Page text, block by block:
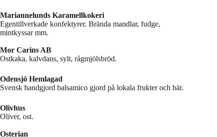
Mariannelunds Karamellkokeri
Egentillverkade konfektyrer. Brända mandlar, fudge,
mintkyssar mm.
Mor Carins AB
Ostkaka, kalvdans, sylt, rågmjölsbröd.
Odensjö Hemlagad
Svensk handgjord balsamico gjord på lokala frukter och bär.
Olivhus
Oliver, ost.
Osterian